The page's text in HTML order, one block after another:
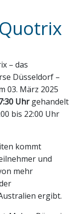
– das
Düsseldorf –
03. März 2025
Uhrgehandelt
bis 22:00 Uhr
kommt
und
mehr
ergibt.